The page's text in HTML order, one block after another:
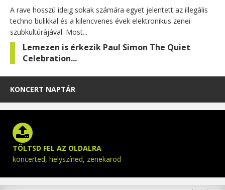
A rave hosszú ideig sokak számára egyet jelentett az illegális
techno bulikkal és a kilencvenes évek elektronikus zenei
szubkultúrájával. Most...
Lemezen is érkezik Paul Simon The Quiet
Celebration...
KONCERT NAPTÁR
TÖLTSD FEL AZ OLDALRA
koncerted, helyszíned, zenekarod